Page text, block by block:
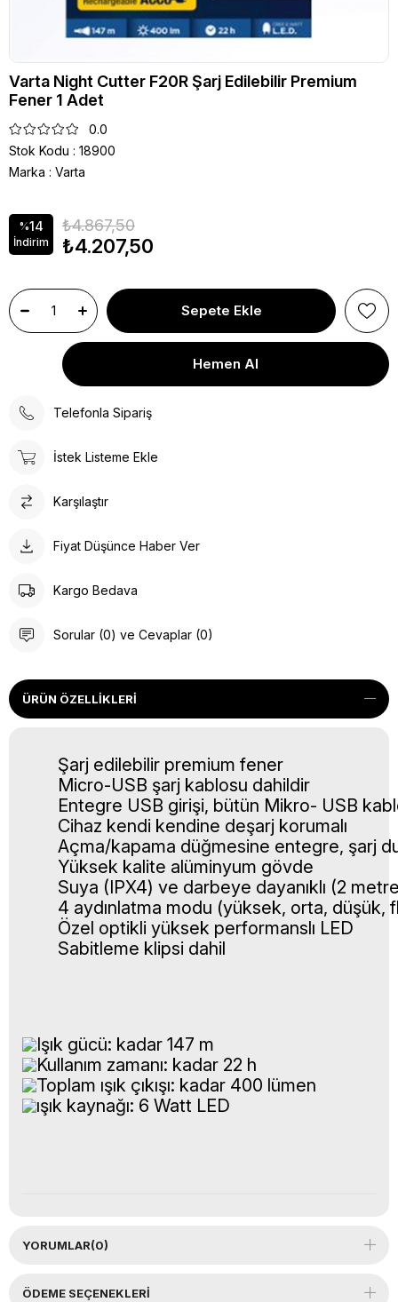
Varta Night Cutter F20R Şarj Edilebilir Premium
Fener 1 Adet
0.0
Stok Kodu
18900
Marka : Varta
%14
İndirim
₺4.867,50
₺4.207,50
Telefonla Sipariş
İstek Listeme Ekle
Karşılaştır
Fiyat Düşünce Haber Ver
Kargo Bedava
Sorular (0) ve Cevaplar (0)
ÜRÜN ÖZELLIKLERI
Şarj edilebilir premium fener
Micro-USB şarj kablosu dahildir
Entegre USB girişi, bütün Mikro- USB
Cihaz kendi kendine deşarj korumalı
Açma/kapama düğmesine entegre, şarj
Yüksek kalite alüminyum gövde
Suya (IPX4) ve darbeye dayanıklı (2
4 aydınlatma modu (yüksek, orta, düşük,
Özel optikli yüksek performanslı LED
Sabitleme klipsi dahil
Işık gücü: kadar 147 m
Kullanım zamanı: kadar 22 h
Toplam ışık çıkışı: kadar 400 lümen
ışık kaynağı: 6 Watt LED
YORUMLAR(0)
ÖDEME SEÇENEKLERI